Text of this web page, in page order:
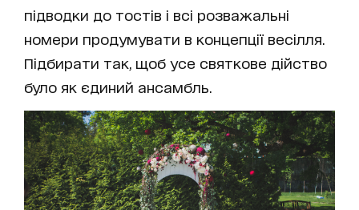
підводки до тостів і всі розважальні
номери продумувати в концепції весілля.
Підбирати так, щоб усе святкове дійство
було як єдиний ансамбль.